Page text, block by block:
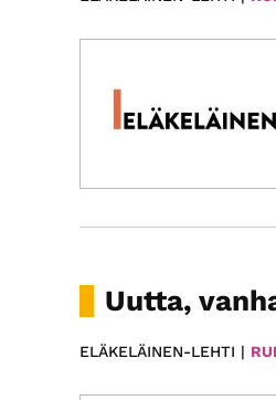
yhdistyksemme
Uutta,
ELÄKELÄINEN-LEHTI |